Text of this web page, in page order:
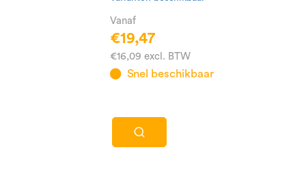
Vanaf
€19,47
€16,09 excl. BTW
Snel beschikbaar